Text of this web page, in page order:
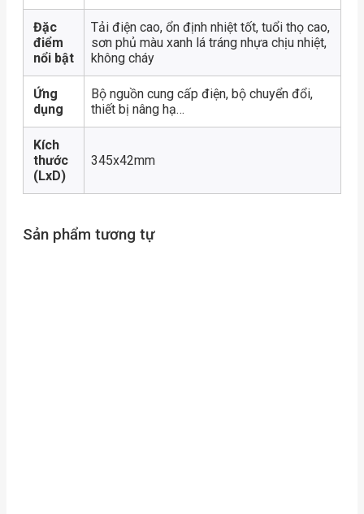
Đặc
điểm
nổi bật
Tải điện cao, ổn định nhiệt tốt, tuổi thọ cao,
sơn phủ màu xanh lá tráng nhựa chịu nhiệt,
không cháy
Ứng
dụng
Bộ nguồn cung cấp điện, bộ chuyển đổi,
thiết bị nâng hạ…
Kích
thước
(LxD)
345x42mm
Sản phẩm tương tự